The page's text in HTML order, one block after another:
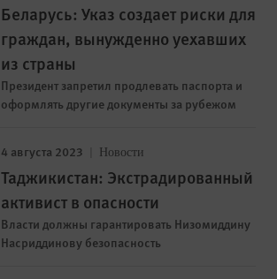
Беларусь: Указ создает риски для
граждан, вынужденно уехавших
из страны
Президент запретил продлевать паспорта и
оформлять другие документы за рубежом
4 августа 2023 Новости
Таджикистан: Экстрадированный
активист в опасности
Власти должны гарантировать Низомиддину
Насриддинову безопасность